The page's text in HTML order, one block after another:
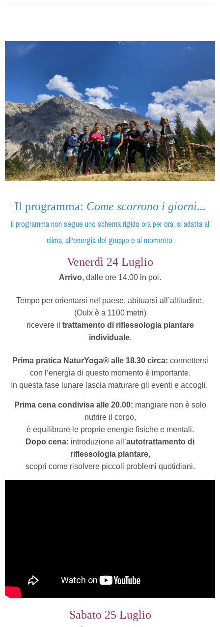
Il programma: Come scorrono i giorni...
Il programma non segue uno schema rigido ora per ora: si adatta al
clima, all'energia del gruppo e al momento.
Venerdì 24 Luglio
Arrivo, dalle ore 14.00 in poi.
Tempo per orientarsi nel paese, abituarsi all’altitudine,
(Oulx è a 1100 metri)
ricevere il trattamento di riflessologia plantare
individuale.
Prima pratica NaturYoga® alle 18.30 circa: connettersi
con l’energia di questo momento è importante.
In questa fase lunare lascia maturare gli eventi e accogli.
Prima cena condivisa alle 20.00: mangiare non è solo
nutrire il corpo,
è equilibrare le proprie energie fisiche e mentali.
Dopo cena: introduzione all’autotrattamento di
riflessologia plantare,
scopri come risolvere piccoli problemi quotidiani.
Sabato 25 Luglio